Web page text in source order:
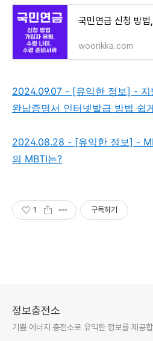
woorikka.com
2024.09.07 - [유익한 정보] - 지
완납증명서 인터넷발급 방법 쉽
2024.08.28 - [유익한 정보] -
의 MBTI는?
1 구독하기
정보충전소
기쁨 에너지 충전소로 유익한 정보를 제공